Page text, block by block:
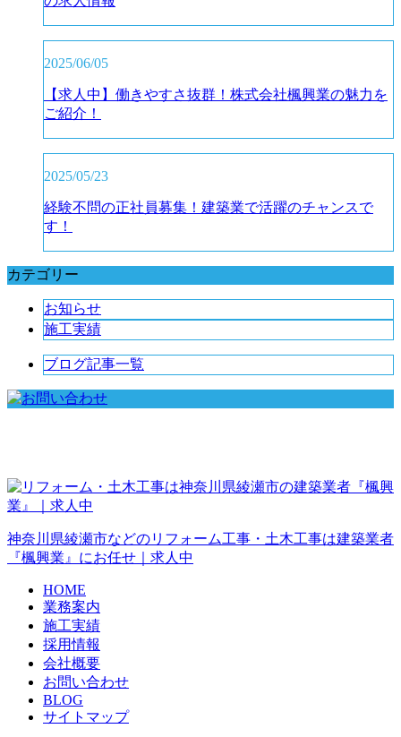
2025/06/05
【求人中】働きやすさ抜群！株式会社楓興業の魅力を
ご紹介！
2025/05/23
経験不問の正社員募集！建築業で活躍のチャンスで
す！
カテゴリー
お知らせ
施工実績
ブログ記事一覧
神奈川県綾瀬市などのリフォーム工事・土木工事は建築業者
『楓興業』にお任せ｜求人中
HOME
業務案内
施工実績
採用情報
会社概要
お問い合わせ
BLOG
サイトマップ